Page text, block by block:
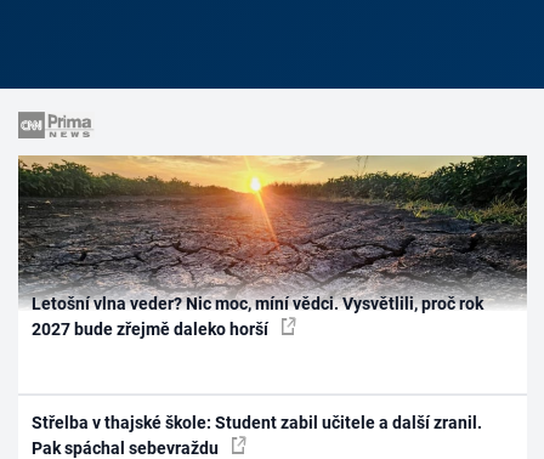
Letošní vlna veder? Nic moc, míní vědci. Vysvětlili, proč rok
2027 bude zřejmě daleko horší
Střelba v thajské škole: Student zabil učitele a další zranil.
Pak spáchal sebevraždu